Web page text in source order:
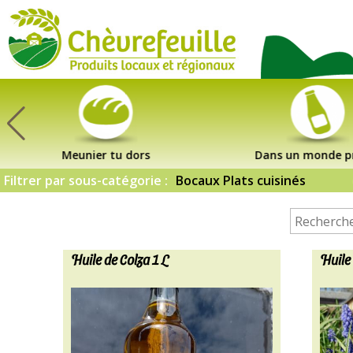
Meunier tu dors Dans un monde
Filtrer par sous-catégorie : Bocaux Plats cuisinés
Huile de Colza 1 L Huile